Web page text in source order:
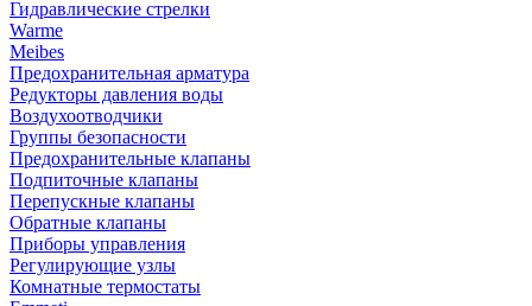
Гидравлические стрелки
Warme
Meibes
Предохранительная арматура
Редукторы давления воды
Воздухоотводчики
Группы безопасности
Предохранительные клапаны
Подпиточные клапаны
Перепускные клапаны
Обратные клапаны
Приборы управления
Регулирующие узлы
Комнатные термостаты